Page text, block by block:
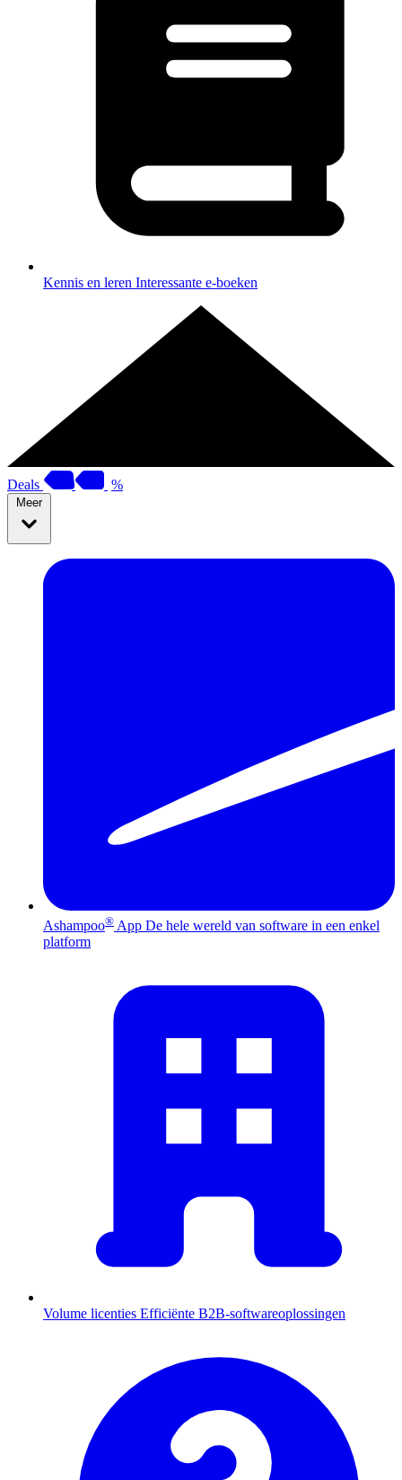
Kennis en leren Interessante e-boeken
Deals %
Meer
Ashampoo® App De hele wereld van software in een enkel
platform
Volume licenties Efficiënte B2B-softwareoplossingen